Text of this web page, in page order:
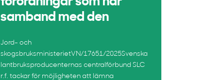
samband med den
Jord- och
skogsbruksministerietVN/17651/2025Svenska
lantbruksproducenternas centralförbund SLC
r.f. tackar för möjligheten att lämna